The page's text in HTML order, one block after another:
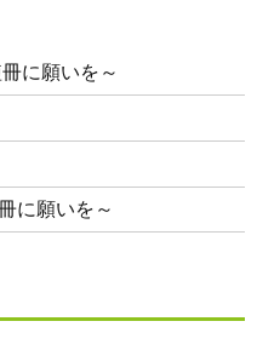
に願いを～
に願いを～